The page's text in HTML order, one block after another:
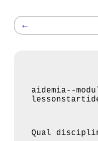
←
aidemia--
Qual